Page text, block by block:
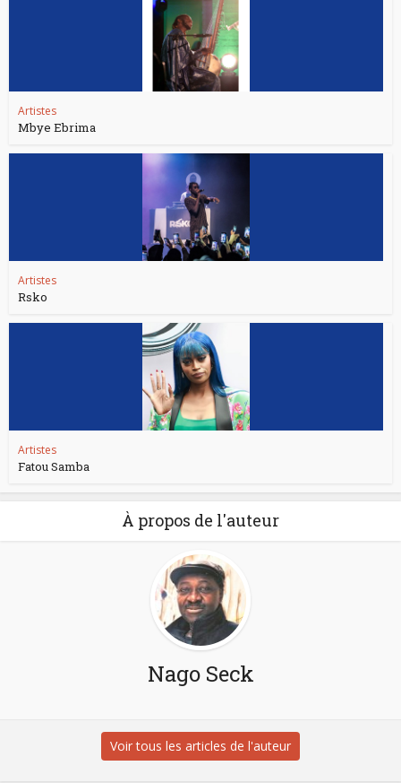
Artistes
Mbye Ebrima
Artistes
Rsko
Artistes
Fatou Samba
À propos de l'auteur
Nago Seck
Voir tous les articles de l'auteur